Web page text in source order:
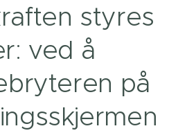
styres
ved å
på